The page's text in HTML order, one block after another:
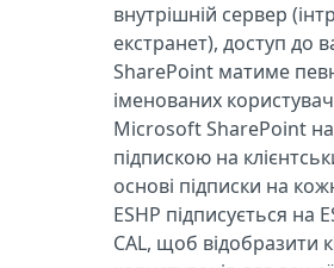
внутрішній сервер
екстранет), доступ до
SharePoint матиме
іменованих
Microsoft SharePoint
підпискою на
основі підписки на
ESHP підписується на
CAL, щоб відобразити